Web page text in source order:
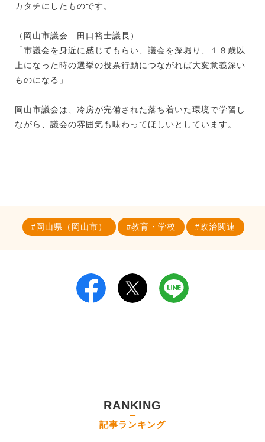
カタチにしたものです。
（岡山市議会 田口裕士議長）
「市議会を身近に感じてもらい、議会を深堀り、１８歳以
上になった時の選挙の投票行動につながれば大変意義深い
ものになる」
岡山市議会は、冷房が完備された落ち着いた環境で学習し
ながら、議会の雰囲気も味わってほしいとしています。
岡山県（岡山市） 教育・学校 政治関連
RANKING
記事ランキング